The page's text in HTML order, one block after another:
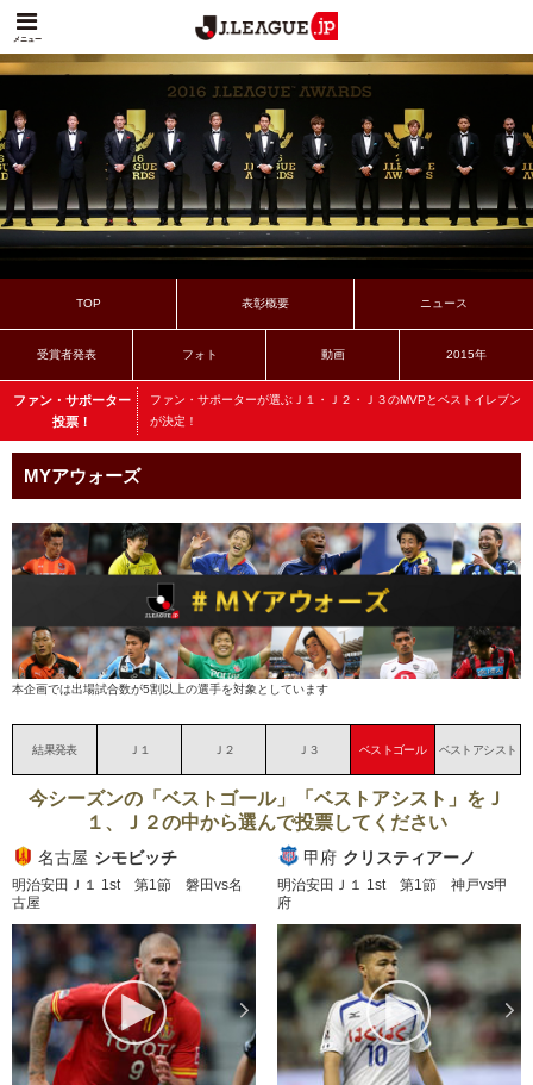
メニュー
TOP 表彰概要 ニュース
受賞者発表 フォト 動画 2015年
ファン・サポーター
投票！
ファン・サポーターが選ぶＪ１・Ｊ２・Ｊ３のMVPとベストイレブン
が決定！
MYアウォーズ
本企画では出場試合数が5割以上の選手を対象としています
結果発表 Ｊ１ Ｊ２ Ｊ３ ベストゴール ベストアシスト
今シーズンの「ベストゴール」「ベストアシスト」をＪ
１、Ｊ２の中から選んで投票してください
名古屋 シモビッチ
明治安田Ｊ１ 1st 第1節 磐田vs名
古屋
甲府 クリスティアーノ
明治安田Ｊ１ 1st 第1節 神戸vs甲
府